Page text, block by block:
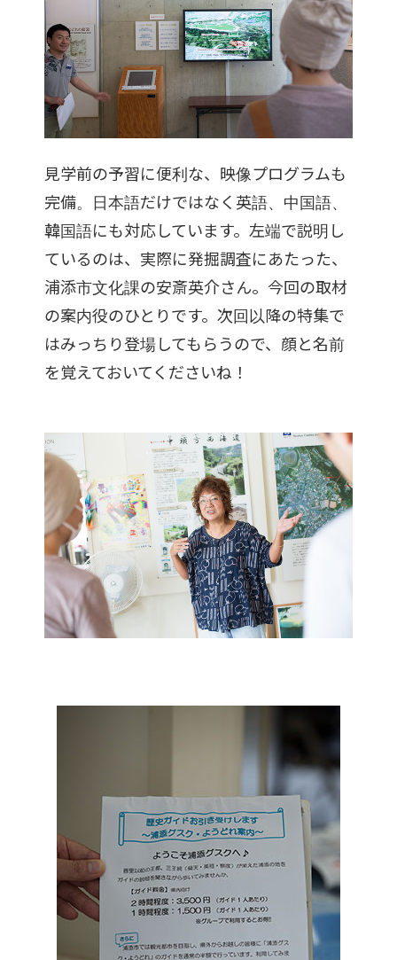
見学前の予習に便利な、映像プログラムも
完備。日本語だけではなく英語、中国語、
韓国語にも対応しています。左端で説明し
ているのは、実際に発掘調査にあたった、
浦添市文化課の安斎英介さん。今回の取材
の案内役のひとりです。次回以降の特集で
はみっちり登場してもらうので、顔と名前
を覚えておいてくださいね！